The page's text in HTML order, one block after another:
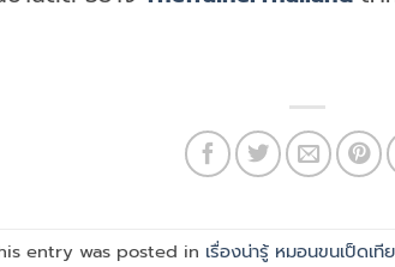
entry was posted in เรื่องน่ารู้ หมอนขนเป็ดเที